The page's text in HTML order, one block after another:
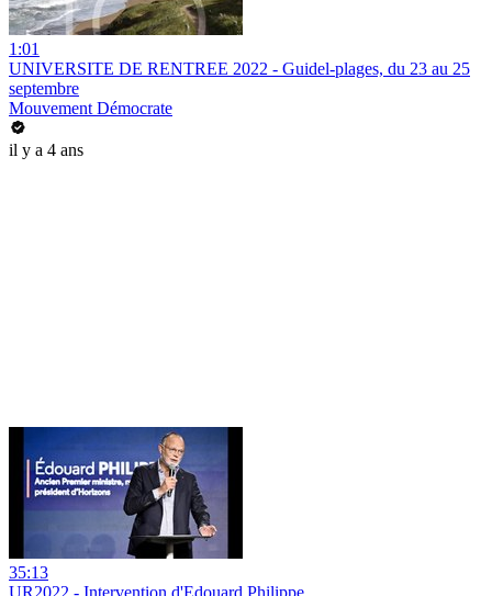
1:01
UNIVERSITE DE RENTREE 2022 - Guidel-plages, du 23 au 25
septembre
Mouvement Démocrate
il y a 4 ans
35:13